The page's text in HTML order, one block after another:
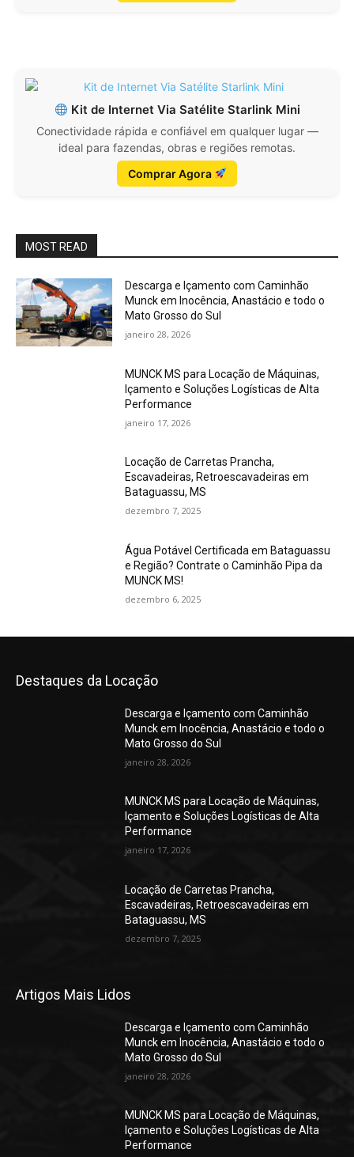
Kit de Internet Via Satélite Starlink Mini
Conectividade rápida e confiável em qualquer lugar —
ideal para fazendas, obras e regiões remotas.
Comprar Agora
MOST READ
Descarga e Içamento com Caminhão
Munck em Inocência, Anastácio e todo o
Mato Grosso do Sul
janeiro 28, 2026
MUNCK MS para Locação de Máquinas,
Içamento e Soluções Logísticas de Alta
Performance
janeiro 17, 2026
Locação de Carretas Prancha,
Escavadeiras, Retroescavadeiras em
Bataguassu, MS
dezembro 7, 2025
Água Potável Certificada em Bataguassu
e Região? Contrate o Caminhão Pipa da
MUNCK MS!
dezembro 6, 2025
Destaques da Locação
Descarga e Içamento com Caminhão
Munck em Inocência, Anastácio e todo o
Mato Grosso do Sul
janeiro 28, 2026
MUNCK MS para Locação de Máquinas,
Içamento e Soluções Logísticas de Alta
Performance
janeiro 17, 2026
Locação de Carretas Prancha,
Escavadeiras, Retroescavadeiras em
Bataguassu, MS
dezembro 7, 2025
Artigos Mais Lidos
Descarga e Içamento com Caminhão
Munck em Inocência, Anastácio e todo o
Mato Grosso do Sul
janeiro 28, 2026
MUNCK MS para Locação de Máquinas,
Içamento e Soluções Logísticas de Alta
Performance